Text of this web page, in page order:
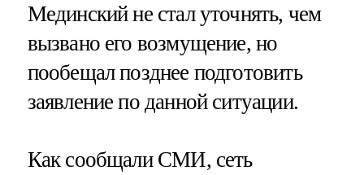
Мединский не стал уточнять, чем
вызвано его возмущение, но
пообещал позднее подготовить
заявление по данной ситуации.
Как сообщали СМИ, сеть